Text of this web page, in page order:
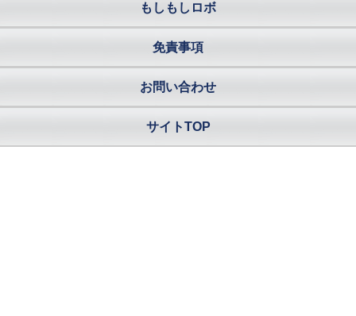
もしもしロボ
免責事項
お問い合わせ
サイトTOP